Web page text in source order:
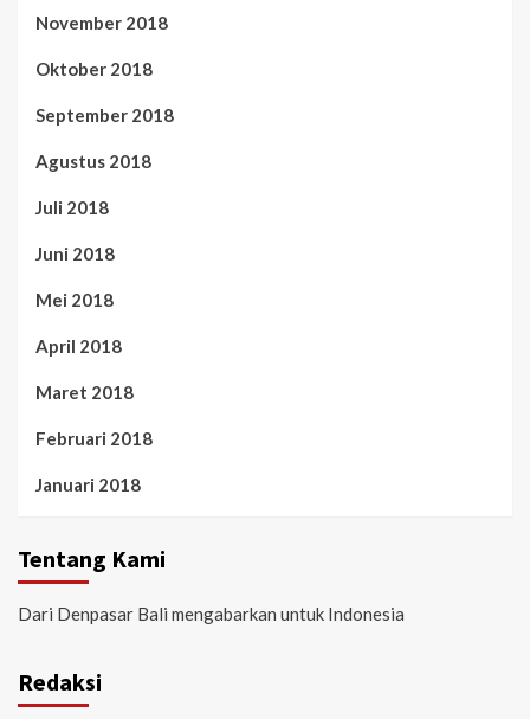
November 2018
Oktober 2018
September 2018
Agustus 2018
Juli 2018
Juni 2018
Mei 2018
April 2018
Maret 2018
Februari 2018
Januari 2018
Tentang Kami
Dari Denpasar Bali mengabarkan untuk Indonesia
Redaksi